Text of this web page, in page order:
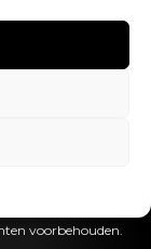
voorbehouden.